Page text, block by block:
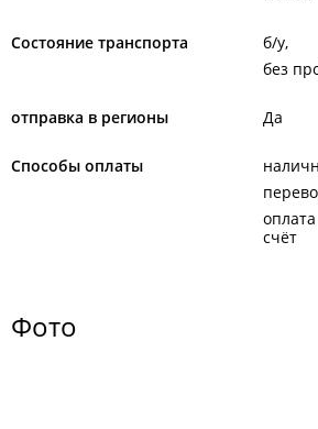
Состояние транспорта
б/у
без
отправка в регионы Да
Способы оплаты
счёт
Фото